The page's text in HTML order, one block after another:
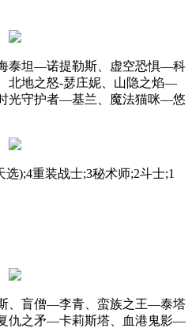
泰坦—诺提勒斯、虚空恐惧—科
北地之怒-瑟庄妮、山隐之焰—
光守护者—基兰、魔法猫咪—悠
选);4重装战士;3秘术师;2斗士;1
、盲僧—李青、蛮族之王—泰塔
仇之矛—卡莉斯塔、血港鬼影—